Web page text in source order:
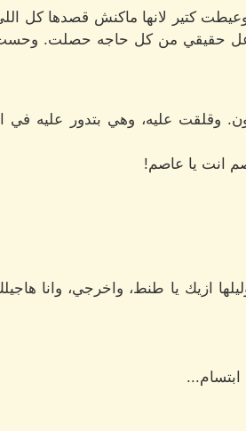
كتير لانها ماكنش قصدها كل
حقيقي من كل حاجه حصلت. وحست
وقلقت عليه، وهي بتدور
انت يا عاصم!
ازيك يا طنط، واخرجي، وانا